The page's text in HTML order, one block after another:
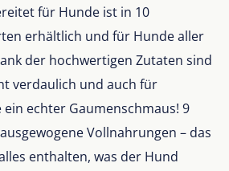
für Hunde ist in 10
erhältlich und für Hunde aller
der hochwertigen Zutaten sind
verdaulich und auch für
echter Gaumenschmaus! 9
Vollnahrungen – das
enthalten, was der Hund